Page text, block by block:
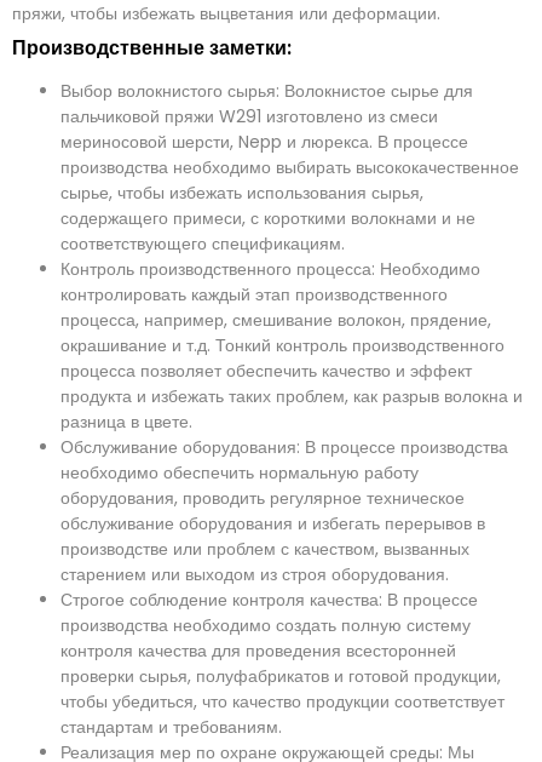
пряжи, чтобы избежать выцветания или деформации.
Производственные заметки:
Выбор волокнистого сырья: Волокнистое сырье для
пальчиковой пряжи W291 изготовлено из смеси
мериносовой шерсти, Nepp и люрекса. В процессе
производства необходимо выбирать высококачественное
сырье, чтобы избежать использования сырья,
содержащего примеси, с короткими волокнами и не
соответствующего спецификациям.
Контроль производственного процесса: Необходимо
контролировать каждый этап производственного
процесса, например, смешивание волокон, прядение,
окрашивание и т.д. Тонкий контроль производственного
процесса позволяет обеспечить качество и эффект
продукта и избежать таких проблем, как разрыв волокна и
разница в цвете.
Обслуживание оборудования: В процессе производства
необходимо обеспечить нормальную работу
оборудования, проводить регулярное техническое
обслуживание оборудования и избегать перерывов в
производстве или проблем с качеством, вызванных
старением или выходом из строя оборудования.
Строгое соблюдение контроля качества: В процессе
производства необходимо создать полную систему
контроля качества для проведения всесторонней
проверки сырья, полуфабрикатов и готовой продукции,
чтобы убедиться, что качество продукции соответствует
стандартам и требованиям.
Реализация мер по охране окружающей среды: Мы